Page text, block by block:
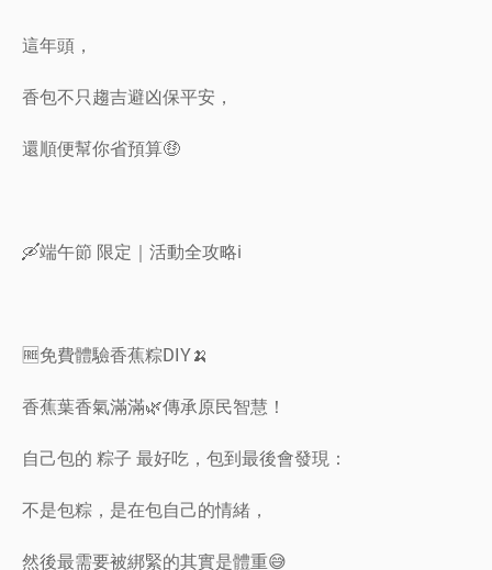
這年頭，
香包不只趨吉避凶保平安，
還順便幫你省預算🤑
🛶端午節 限定｜活動全攻略ℹ️
🆓免費體驗香蕉粽DIY🍌
香蕉葉香氣滿滿🌿傳承原民智慧！
自己包的 粽子 最好吃，包到最後會發現：
不是包粽，是在包自己的情緒，
然後最需要被綁緊的其實是體重😅